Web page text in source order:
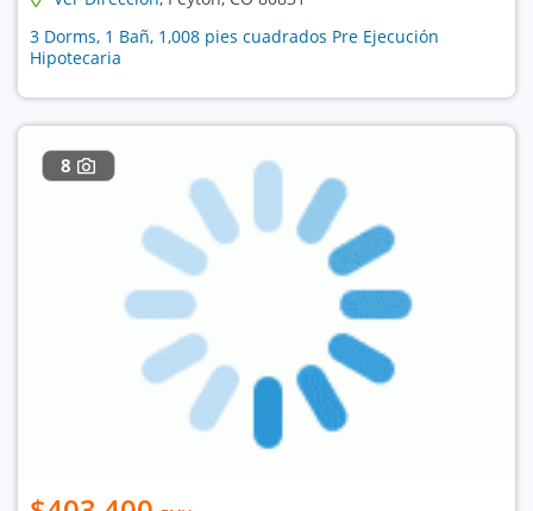
3 Dorms, 1 Bañ, 1,008 pies cuadrados Pre Ejecución
Hipotecaria
8